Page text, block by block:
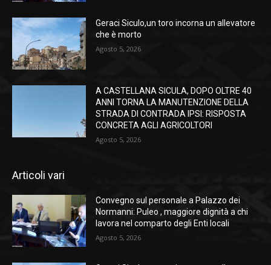
Geraci Siculo,un toro incorna un allevatore
che è morto
Agosto 5, 2026
A CASTELLANA SICULA, DOPO OLTRE 40
ANNI TORNA LA MANUTENZIONE DELLA
STRADA DI CONTRADA IPSI: RISPOSTA
CONCRETA AGLI AGRICOLTORI
Agosto 5, 2026
Articoli vari
Convegno sul personale a Palazzo dei
Normanni: Puleo , maggiore dignità a chi
lavora nel comparto degli Enti locali
Agosto 5, 2026